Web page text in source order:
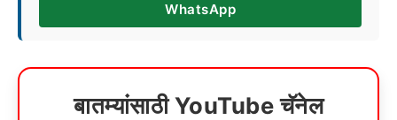
WhatsApp
बातम्यांसाठी YouTube चॅनेल